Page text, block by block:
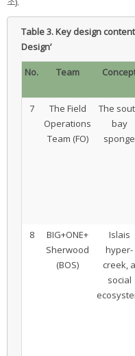
Table 3.Key design
Design’
No. Team
7
The Field
Operations
Team (FO)
The
bay
sponge
8
BIG+ONE+
Sherwood
(BOS)
Islais
hyper-
creek, a
social